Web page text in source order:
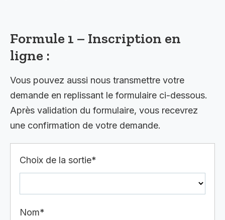
Formule 1 – Inscription en
ligne :
Vous pouvez aussi nous transmettre votre
demande en replissant le formulaire ci-dessous.
Après validation du formulaire, vous recevrez
une confirmation de votre demande.
Choix de la sortie*
Nom*